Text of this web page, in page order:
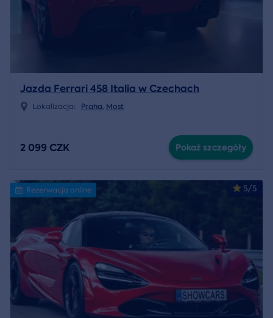
Jazda Ferrari 458 Italia w Czechach
Lokalizacja: Praha, Most
2 099 CZK Pokaż szczegóły
5/5
Rezerwacja online